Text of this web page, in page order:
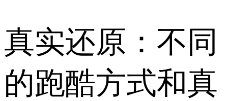
真实还原：不同
的跑酷方式和真